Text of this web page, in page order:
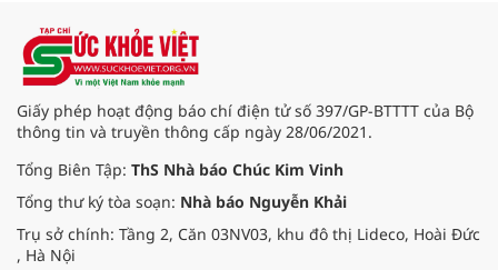
Giấy phép hoạt động báo chí điện tử số 397/GP-BTTTT của Bộ
thông tin và truyền thông cấp ngày 28/06/2021.
Tổng Biên Tập: ThS Nhà báo Chúc Kim Vinh
Tổng thư ký tòa soạn: Nhà báo Nguyễn Khải
Trụ sở chính: Tầng 2, Căn 03NV03, khu đô thị Lideco, Hoài Đức
, Hà Nội